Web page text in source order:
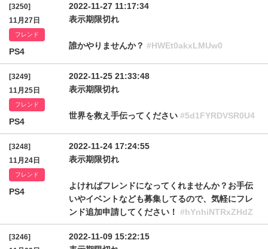
[3250]
11月27日
フレンド
PS4
2022-11-27 11:17:34
表示期限切れ
誰かやりませんか？ #HWEt0akxLMUw0
[3249]
11月25日
フレンド
PS4
2022-11-25 21:33:48
表示期限切れ
世界を救え手伝ってください #5d1FYRDVSR0U4
[3248]
11月24日
フレンド
PS4
2022-11-24 17:24:55
表示期限切れ
よければフレンドになってくれませんか？お手伝
いやイベントなども募集してるので、気軽にフレ
ンド追加申請してください！ #hYnhiNTRxZHdZ
[3246]
2022-11-09 15:22:15